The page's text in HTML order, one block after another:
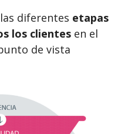
diferentes etapas
los clientes en el
de vista